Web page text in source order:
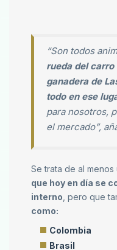
“Son todos
rueda del
ganadera de
todo en ese
para nosotros,
el mercado”,
Se trata de al menos
que hoy en día se
interno , pero que
como:
Colombia
Brasil